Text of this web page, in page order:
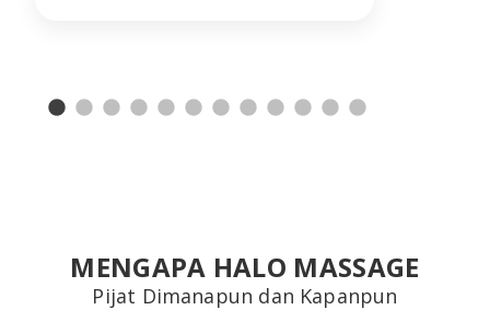
MENGAPA HALO MASSAGE
Pijat Dimanapun dan Kapanpun